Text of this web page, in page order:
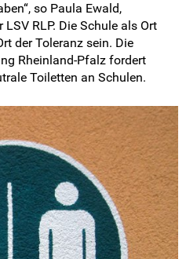
so Paula Ewald,
RLP. Die Schule als Ort
der Toleranz sein. Die
Rheinland-Pfalz fordert
Toiletten an Schulen.